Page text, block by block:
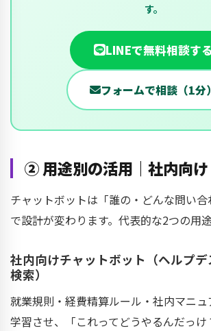
す。
LINEで無料相談する
フォームで相談（1分）
② 用途別の活用｜社内向
チャットボットは「誰の・どんな問い合
で設計が変わります。代表的な2つの用
社内向けチャットボット（ヘルプ
検索）
就業規則・経費精算ルール・社内マニュ
学習させ、「これってどうやるんだっ